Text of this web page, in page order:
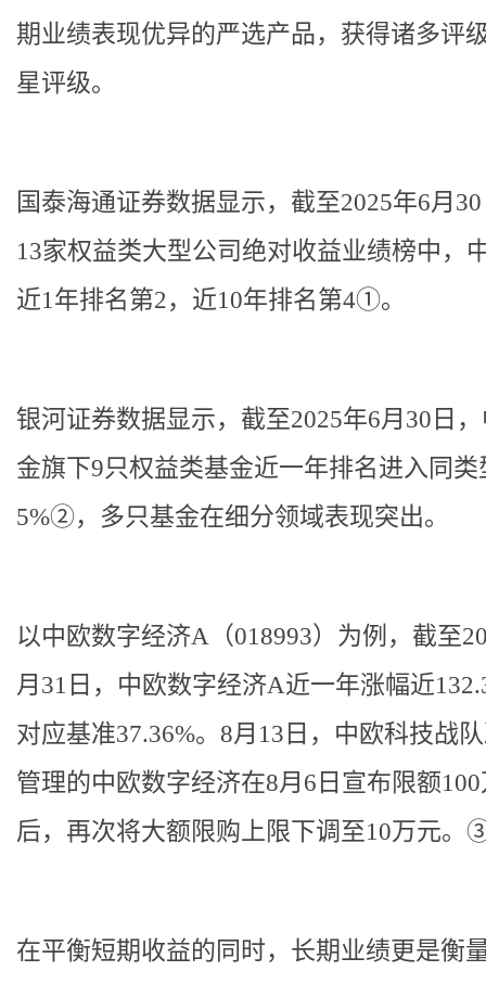
期业绩表现优异的严选产品，获得诸多评
星评级。
国泰海通证券数据显示，截至2025年6月
13家权益类大型公司绝对收益业绩榜中，
近1年排名第2，近10年排名第4①。
银河证券数据显示，截至2025年6月30日
金旗下9只权益类基金近一年排名进入同类
5%②，多只基金在细分领域表现突出。
以中欧数字经济A（018993） 为例，截至
月31日，中欧数字经济A近一年涨幅近
对应基准37.36%。8月13日，中欧科技战
管理的中欧数字经济在8月6日宣布限额
后，再次将大额限购上限下调至10万元。
在平衡短期收益的同时，长期业绩更是衡